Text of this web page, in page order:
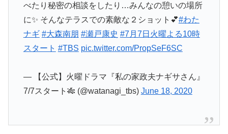
べたり秘密の相談をしたり…みんなの憩いの場所
に✨ そんなテラスでの素敵な２ショット💕#わた
ナギ #大森南朋 #瀬戸康史 #7月7日火曜よる10時
スタート #TBS pic.twitter.com/PropSeF6SC
— 【公式】火曜ドラマ『私の家政夫ナギサさん』
7/7スタート🎋 (@watanagi_tbs) June 18, 2020